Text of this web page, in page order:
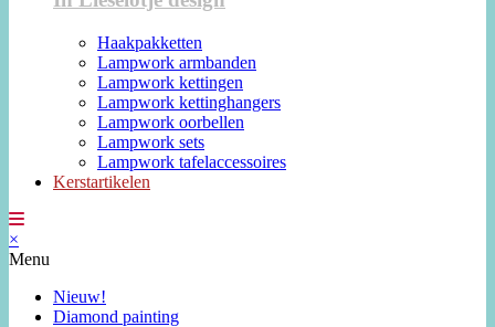
Haakpakketten
Lampwork armbanden
Lampwork kettingen
Lampwork kettinghangers
Lampwork oorbellen
Lampwork sets
Lampwork tafelaccessoires
Kerstartikelen
×
Menu
Nieuw!
Diamond painting